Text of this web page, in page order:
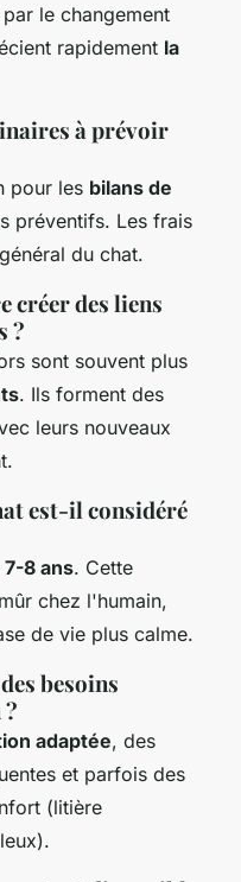
le changement
rapidement la
à prévoir
pour les bilans de
préventifs. Les frais
du chat.
créer des liens
?
sont souvent plus
. Ils forment des
leurs nouveaux
est-il considéré
8 ans. Cette
chez l'humain,
de vie plus calme.
besoins
adaptée, des
et parfois des
(litière